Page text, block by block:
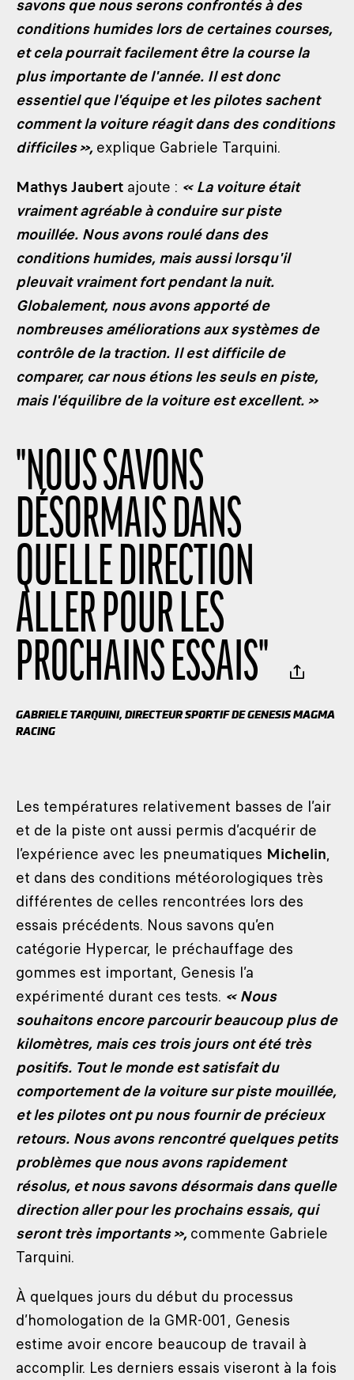
savons que nous serons confrontés à des
conditions humides lors de certaines courses,
et cela pourrait facilement être la course la
plus importante de l'année. Il est donc
essentiel que l'équipe et les pilotes sachent
comment la voiture réagit dans des conditions
difficiles »,explique Gabriele Tarquini.
Mathys Jaubert ajoute : « La voiture était
vraiment agréable à conduire sur piste
mouillée. Nous avons roulé dans des
conditions humides, mais aussi lorsqu'il
pleuvait vraiment fort pendant la nuit.
Globalement, nous avons apporté de
nombreuses améliorations aux systèmes de
contrôle de la traction. Il est difficile de
comparer, car nous étions les seuls en piste,
mais l'équilibre de la voiture est excellent. »
"NOUS SAVONS
DÉSORMAIS DANS
QUELLE DIRECTION
ALLER POUR LES
PROCHAINS ESSAIS"
GABRIELE TARQUINI, DIRECTEUR SPORTIF DE GENESIS MAGMA
RACING
Les températures relativement basses de l’air
et de la piste ont aussi permis d’acquérir de
l’expérience avec les pneumatiques Michelin,
et dans des conditions météorologiques très
différentes de celles rencontrées lors des
essais précédents. Nous savons qu’en
catégorie Hypercar, le préchauffage des
gommes est important, Genesis l’a
expérimenté durant ces tests. « Nous
souhaitons encore parcourir beaucoup plus de
kilomètres, mais ces trois jours ont été très
positifs. Tout le monde est satisfait du
comportement de la voiture sur piste mouillée,
et les pilotes ont pu nous fournir de précieux
retours. Nous avons rencontré quelques petits
problèmes que nous avons rapidement
résolus, et nous savons désormais dans quelle
direction aller pour les prochains essais, qui
seront très importants »,commente Gabriele
Tarquini.
À quelques jours du début du processus
d’homologation de la GMR-001, Genesis
estime avoir encore beaucoup de travail à
accomplir. Les derniers essais viseront à la fois